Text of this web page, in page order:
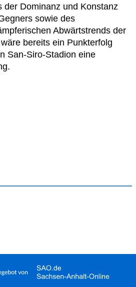
der Dominanz und Konstanz
sowie des
Abwärtstrends der
bereits ein Punkterfolg
San-Siro-Stadion eine